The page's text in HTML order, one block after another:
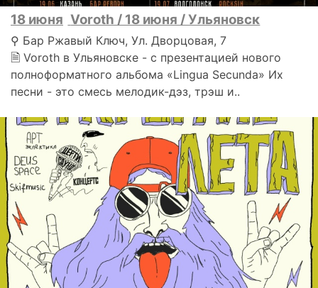
18 июня Voroth / 18 июня / Ульяновск
⚲ Бар Ржавый Ключ, Ул. Дворцовая, 7
🗎 Voroth в Ульяновске - с презентацией нового
полноформатного альбома «Lingua Secunda» Их
песни - это смесь мелодик-дэз, трэш и..